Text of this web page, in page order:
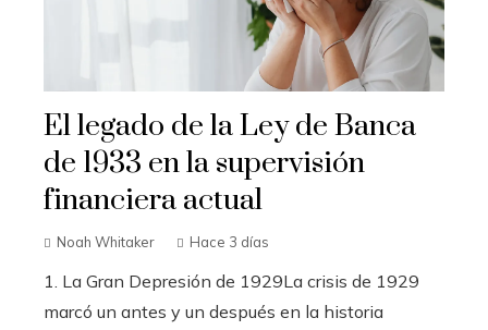
El legado de la Ley de Banca
de 1933 en la supervisión
financiera actual
Noah Whitaker Hace 3 días
1. La Gran Depresión de 1929La crisis de 1929
marcó un antes y un después en la historia